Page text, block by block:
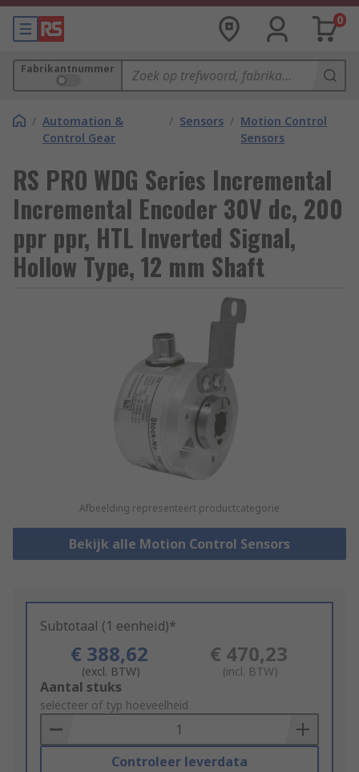
0
Fabrikantnummer
/ Automation &
Control Gear
/ Sensors / Motion Control
Sensors
RS PRO WDG Series Incremental
Incremental Encoder 30V dc, 200
ppr ppr, HTL Inverted Signal,
Hollow Type, 12 mm Shaft
Afbeelding representeert productcategorie
Bekijk alle Motion Control Sensors
Subtotaal (1 eenheid)*
€ 388,62
(excl. BTW)
€ 470,23
(incl. BTW)
Add
to
Basket
Aantal stuks
selecteer of typ hoeveelheid
Controleer leverdata